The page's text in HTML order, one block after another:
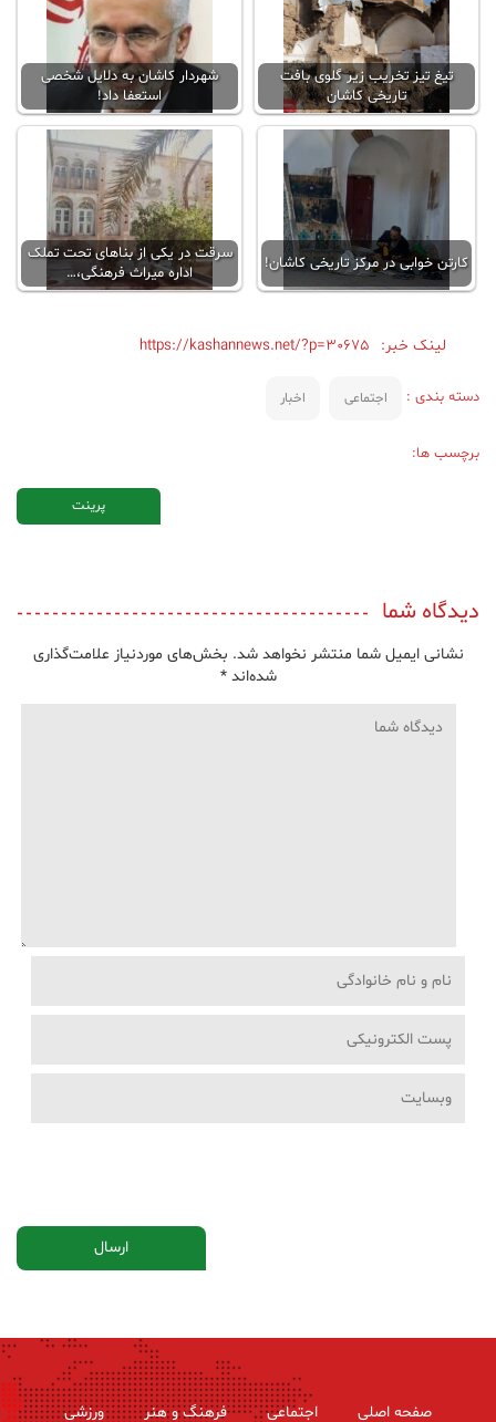
تیغ تیز تخریب زیر گلوی بافت
تاریخی کاشان
شهردار کاشان به دلایل شخصی
استعفا داد!
کارتن خوابی در مرکز تاریخی کاشان!
سرقت در یکی از بناهای تحت تملک
اداره میراث فرهنگی،…
لینک خبر: https://kashannews.net/?p=30675
دسته بندی : اجتماعی اخبار
برچسب ها:
پرینت
دیدگاه شما
نشانی ایمیل شما منتشر نخواهد شد. بخش‌های موردنیاز علامت‌گذاری
شده‌اند*
صفحه اصلی اجتماعی فرهنگ و هنر ورزشی